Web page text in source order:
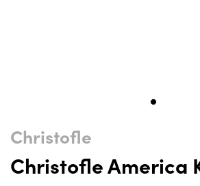
Christofle
Christofle America